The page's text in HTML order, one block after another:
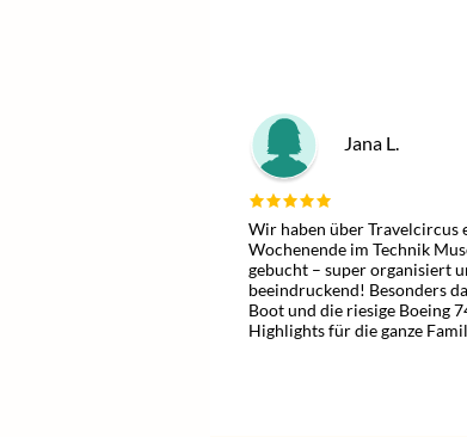
Jana L.
Wir haben über Travelcircus
Wochenende im Technik
gebucht – super organisiert
beeindruckend! Besonders
Boot und die riesige Boeing
Highlights für die ganze